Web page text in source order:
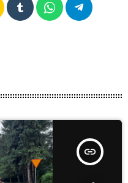
insert_link